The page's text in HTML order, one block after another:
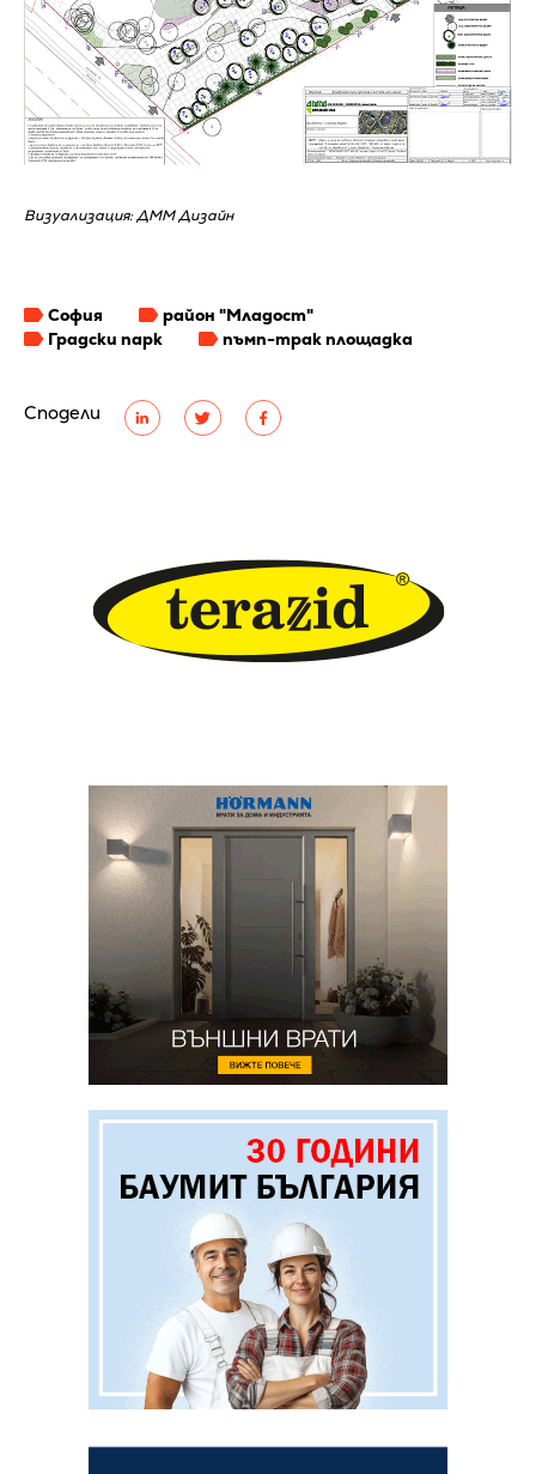
Сподели
Визуализация: ДММ Дизайн
София
район "Младост"
Градски парк
пъмп-трак площадка